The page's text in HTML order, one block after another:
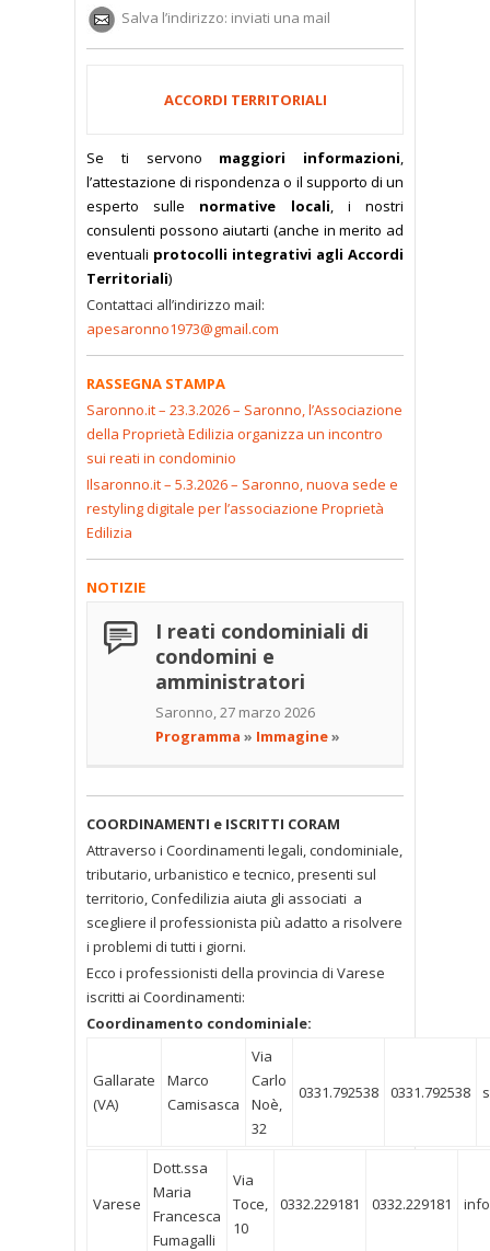
Salva l’indirizzo: inviati una mail
ACCORDI TERRITORIALI
Se ti servono maggiori informazioni
l’attestazione di rispondenza o il supporto di un
esperto sulle normative locali , i nostri
consulenti possono aiutarti (anche in merito ad
eventuali protocolli integrativi agli Accordi
Territoriali)
Contattaci all’indirizzo mail:
apesaronno1973@gmail.com
RASSEGNA STAMPA
Saronno.it – 23.3.2026 – Saronno, l’Associazione
della Proprietà Edilizia organizza un incontro
sui reati in condominio
Ilsaronno.it – 5.3.2026 – Saronno, nuova sede e
restyling digitale per l’associazione Proprietà
Edilizia
NOTIZIE
I reati condominiali di
condomini e
amministratori
Saronno, 27 marzo 2026
Programma » Immagine»
COORDINAMENTI e ISCRITTI CORAM
Attraverso i Coordinamenti legali, condominiale,
tributario, urbanistico e tecnico, presenti sul
territorio, Confedilizia aiuta gli associati a
scegliere il professionista più adatto a risolvere
i problemi di tutti i giorni.
Ecco i professionisti della provincia di Varese
iscritti ai Coordinamenti:
Coordinamento condominiale:
Gallarate
(VA)
Marco
Camisasca
Via
Carlo
Noè,
32
0331.792538 0331.792538
Varese
Dott.ssa
Maria
Francesca
Fumagalli
Via
Toce,
10
0332.229181 0332.229181